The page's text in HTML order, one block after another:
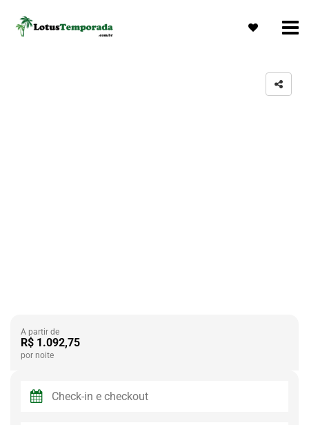
A partir de
R$ 1.092,75
por noite